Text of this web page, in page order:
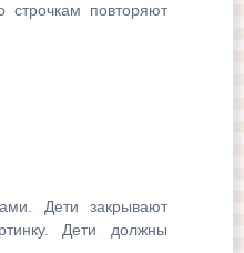
строчкам повторяют
Дети закрывают
Дети должны